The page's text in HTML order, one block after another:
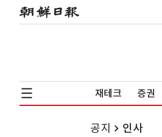
재테크 증권
공지 인사